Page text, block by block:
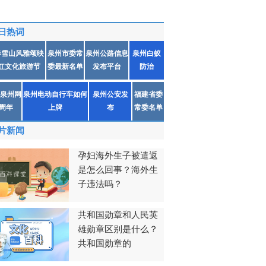
热词
山风雅颂映
文化旅游节
泉州市委常
委最新名单
泉州公路信息
发布平台
泉州白蚁
防治
州网
年
泉州电动自行车如何
上牌
泉州公安发
布
福建省委
常委名单
新闻
孕妇海外生子被遣返
是怎么回事？海外生
子违法吗？
共和国勋章和人民英
雄勋章区别是什么？
共和国勋章的